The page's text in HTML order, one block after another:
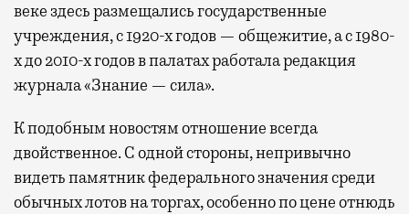
веке здесь размещались государственные
учреждения, с 1920-х годов — общежитие, а с 1980-
х до 2010-х годов в палатах работала редакция
журнала «Знание — сила».
К подобным новостям отношение всегда
двойственное. С одной стороны, непривычно
видеть памятник федерального значения среди
обычных лотов на торгах, особенно по цене отнюдь